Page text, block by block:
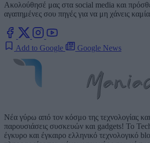
Ακολούθησέ μας στα social media και
αγαπημένες σου πηγές για να μη χάνεις
Add to Google Google News
Νέα γύρω από τον κόσμο της τεχνολογίας
παρουσιάσεις συσκευών και gadgets! Το
έγκυρο και έγκαιρο ελληνικό τεχνολογικό